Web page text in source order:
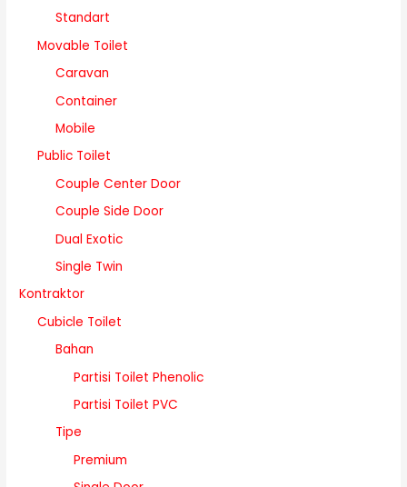
Standart
Movable Toilet
Caravan
Container
Mobile
Public Toilet
Couple Center Door
Couple Side Door
Dual Exotic
Single Twin
Kontraktor
Cubicle Toilet
Bahan
Partisi Toilet Phenolic
Partisi Toilet PVC
Tipe
Premium